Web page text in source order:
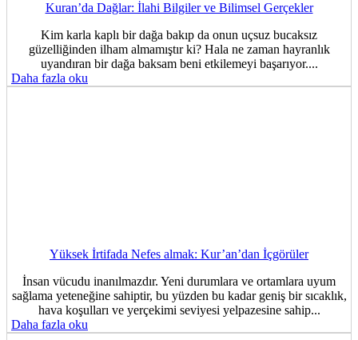
Kuran’da Dağlar: İlahi Bilgiler ve Bilimsel Gerçekler
Kim karla kaplı bir dağa bakıp da onun uçsuz bucaksız
güzelliğinden ilham almamıştır ki? Hala ne zaman hayranlık
uyandıran bir dağa baksam beni etkilemeyi başarıyor....
Daha fazla oku
Yüksek İrtifada Nefes almak: Kur’an’dan İçgörüler
İnsan vücudu inanılmazdır. Yeni durumlara ve ortamlara uyum
sağlama yeteneğine sahiptir, bu yüzden bu kadar geniş bir sıcaklık,
hava koşulları ve yerçekimi seviyesi yelpazesine sahip...
Daha fazla oku